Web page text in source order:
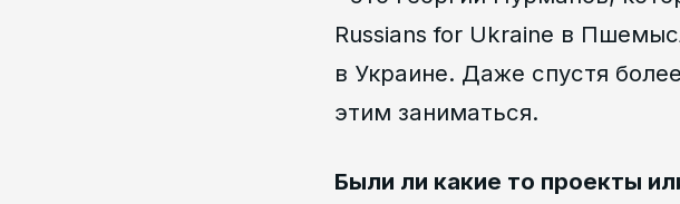
Russians for Ukraine в
в Украине. Даже спустя
этим заниматься.
Были ли какие то проекты